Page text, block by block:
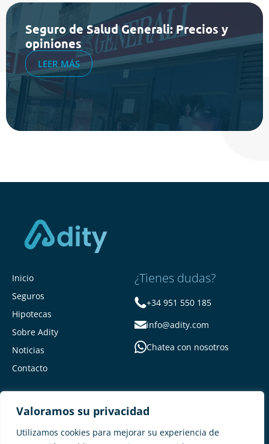
Valoramos su privacidad
Utilizamos cookies para mejorar su experiencia de
Seguro de Salud Generali: Precios y
opiniones
LEER MÁS
Inicio
Seguros
Hipotecas
Sobre Adity
Noticias
Contacto
¿Tienes dudas?
+34 951 550 185
info@adity.com
Chatea con nosotros